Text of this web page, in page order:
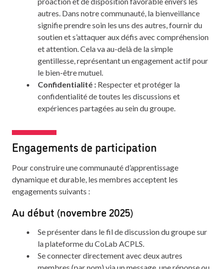
autres. Dans notre communauté, la bienveillance
signifie prendre soin les uns des autres, fournir du
soutien et s’attaquer aux défis avec compréhension
et attention. Cela va au-delà de la simple
gentillesse, représentant un engagement actif pour
le bien-être mutuel.
Confidentialité : Respecter et protéger la
confidentialité de toutes les discussions et
expériences partagées au sein du groupe.
Engagements de participation
Pour construire une communauté d’apprentissage
dynamique et durable, les membres acceptent les
engagements suivants :
Au début (novembre 2025)
Se présenter dans le fil de discussion du groupe sur
la plateforme du CoLab ACPLS.
Se connecter directement avec deux autres